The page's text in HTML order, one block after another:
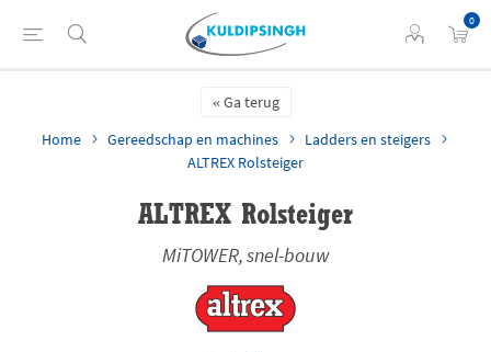
0
Ga terug
Home
Gereedschap en machines
Ladders en steigers
ALTREX Rolsteiger
ALTREX Rolsteiger
MiTOWER, snel-bouw